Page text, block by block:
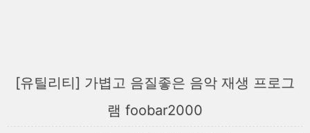
[유틸리티] 가볍고 음질좋은 음악 재생 프로그
램 foobar2000